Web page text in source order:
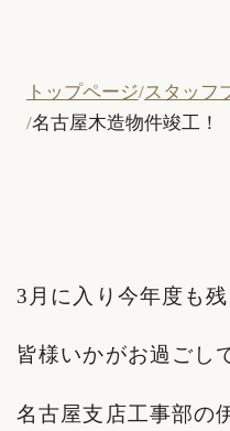
トップページ スタッフ
名古屋木造物件竣工！
3月に入り今年度も
皆様いかがお過ごし
名古屋支店工事部の